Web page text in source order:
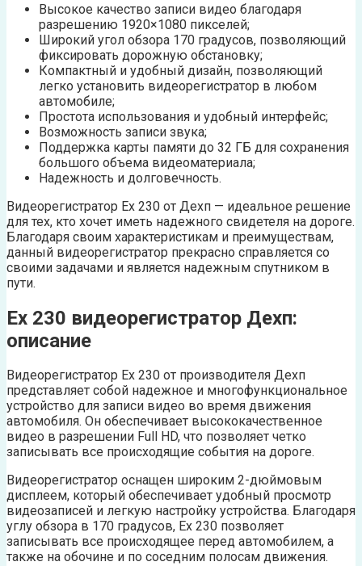
Высокое качество записи видео благодаря
разрешению 1920×1080 пикселей;
Широкий угол обзора 170 градусов, позволяющий
фиксировать дорожную обстановку;
Компактный и удобный дизайн, позволяющий
легко установить видеорегистратор в любом
автомобиле;
Простота использования и удобный интерфейс;
Возможность записи звука;
Поддержка карты памяти до 32 ГБ для сохранения
большого объема видеоматериала;
Надежность и долговечность.
Видеорегистратор Ех 230 от Дехп — идеальное решение
для тех, кто хочет иметь надежного свидетеля на дороге.
Благодаря своим характеристикам и преимуществам,
данный видеорегистратор прекрасно справляется со
своими задачами и является надежным спутником в
пути.
Ех 230 видеорегистратор Дехп:
описание
Видеорегистратор Ех 230 от производителя Дехп
представляет собой надежное и многофункциональное
устройство для записи видео во время движения
автомобиля. Он обеспечивает высококачественное
видео в разрешении Full HD, что позволяет четко
записывать все происходящие события на дороге.
Видеорегистратор оснащен широким 2-дюймовым
дисплеем, который обеспечивает удобный просмотр
видеозаписей и легкую настройку устройства. Благодаря
углу обзора в 170 градусов, Ех 230 позволяет
записывать все происходящее перед автомобилем, а
также на обочине и по соседним полосам движения.